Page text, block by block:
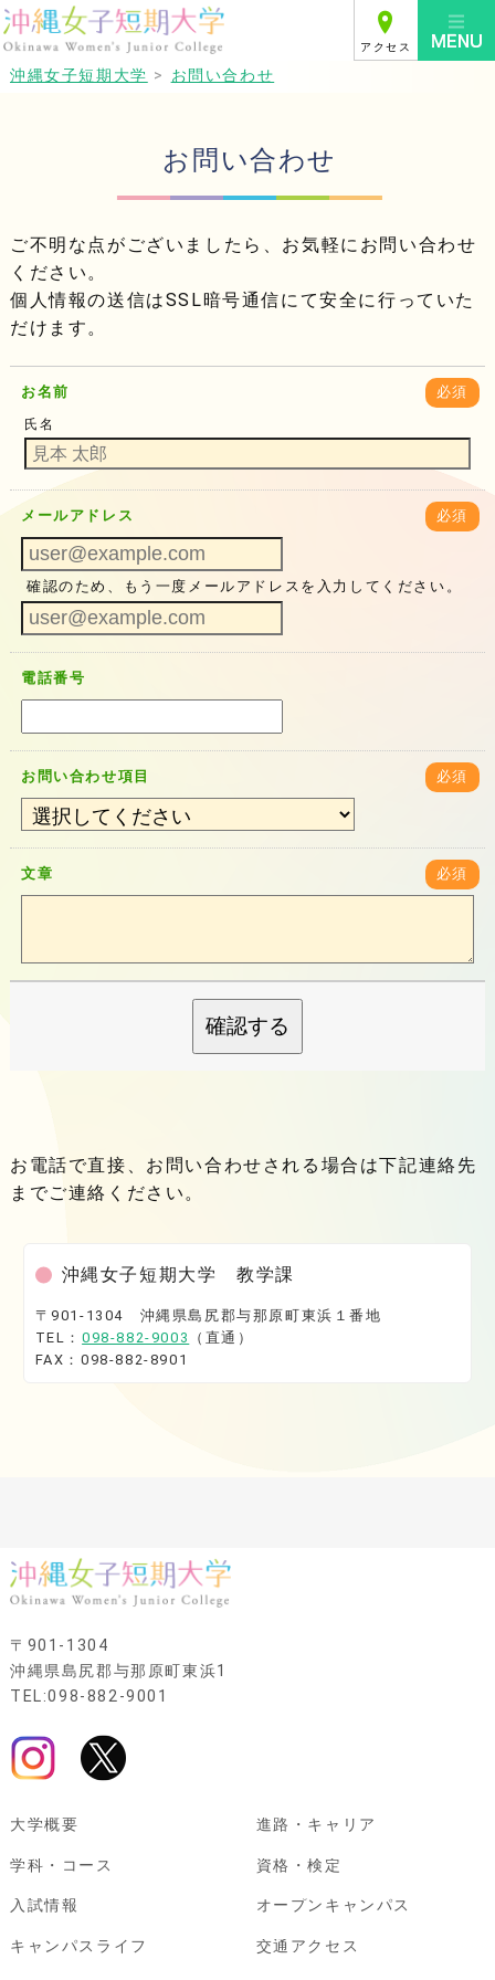
アクセス
沖縄女子短期大学 > お問い合わせ
お問い合わせ
ご不明な点がございましたら、お気軽にお問い合わせ
ください。
個人情報の送信はSSL暗号通信にて安全に行っていた
だけます。
お名前 必須
氏名
メールアドレス 必須
確認のため、もう一度メールアドレスを入力してください。
電話番号
お問い合わせ項目 必須
文章 必須
確認する
お電話で直接、お問い合わせされる場合は下記連絡先
までご連絡ください。
沖縄女子短期大学 教学課
〒901-1304 沖縄県島尻郡与那原町東浜１番地
TEL：098-882-9003
（直通）
FAX：098-882-8901
〒901-1304
沖縄県島尻郡与那原町東浜1
TEL:098-882-9001
大学概要
学科・コース
入試情報
キャンパスライフ
進路・キャリア
資格・検定
オープンキャンパス
交通アクセス